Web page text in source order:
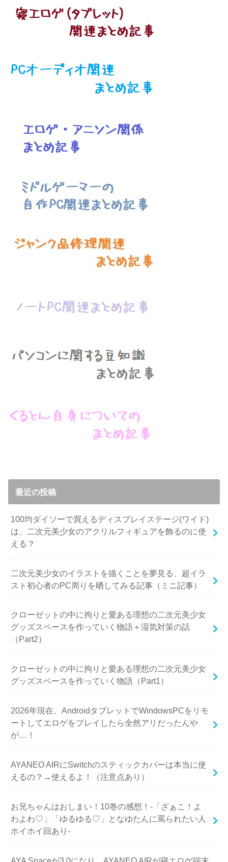
最近の投稿
100均ダイソーで買えるディスプレイステージ(ワイド)
は、二次元美少女のアクリルフィギュアを飾るのに使
える？
二次元美少女のイラストを描くことを夢見る、超イラ
スト初心者のPC周りを晒してみる記事（ミニ記事）
クローゼットの中に拘りと愛ある理想の二次元美少女
グッズスペースを作っていく物語＋湿気対策の話
（Part2）
クローゼットの中に拘りと愛ある理想の二次元美少女
グッズスペースを作っていく物語（Part1）
2026年現在、AndroidタブレットでWindowsPCをリモ
ートしてエロゲをプレイしたら全然アリだったんや
が…！
AYANEO AIRにSwitchのスティックカバーは本当に使
えるの？→使えるよ！（注意点あり）
お兄ちゃんはおしまい！10巻の感想！-「ざぁこ！よ
わよわ♡」「ゆるゆる♡」となゆたんに罵られたい人
ホイホイ回あり-